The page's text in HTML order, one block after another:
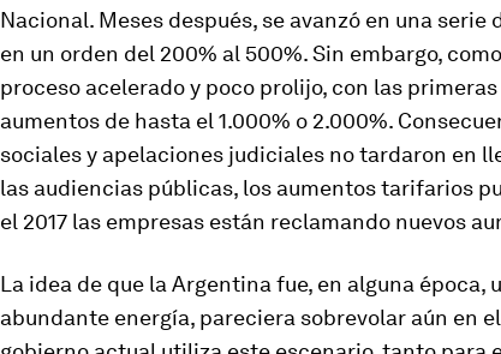
Nacional. Meses después, se avanzó en una
en un orden del 200% al 500%. Sin embargo,
proceso acelerado y poco prolijo, con las
aumentos de hasta el 1.000% o 2.000%.
sociales y apelaciones judiciales no tardaron en
las audiencias públicas, los aumentos tarifarios
el 2017 las empresas están reclamando nuevos
La idea de que la Argentina fue, en alguna época,
abundante energía, pareciera sobrevolar aún en